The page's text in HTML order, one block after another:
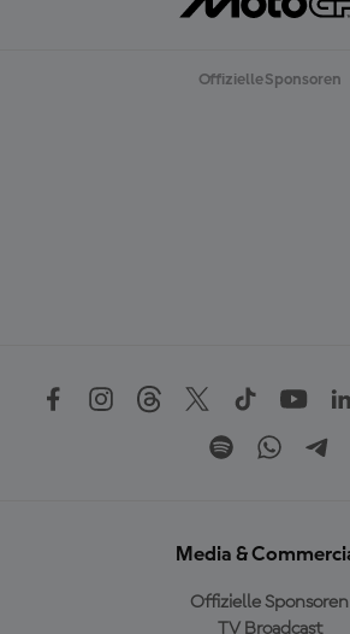
Offizielle Sponsoren
Media &
Offizielle Sponsoren
TV Broadcast